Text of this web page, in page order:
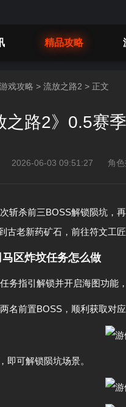
精品攻略
戏攻略 > 流放之路2 > 正文
之路2》0.5赛
2026-06-03 09:51:27 角
斩杀前三BOSS解锁陨坑，
古老新药矿石，前往符文工
区炸坟任务怎么做
务指引解锁并开启海图功能
名前置BOSS，顺利获取对
即可解锁陨坑场景。